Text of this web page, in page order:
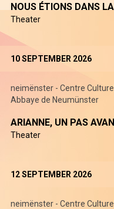
NOUS ÉTIONS DANS
Theater
10 SEPTEMBER 2026
neimënster - Centre
Abbaye de Neumünster
ARIANNE, UN PAS
Theater
12 SEPTEMBER 2026
neimënster - Centre